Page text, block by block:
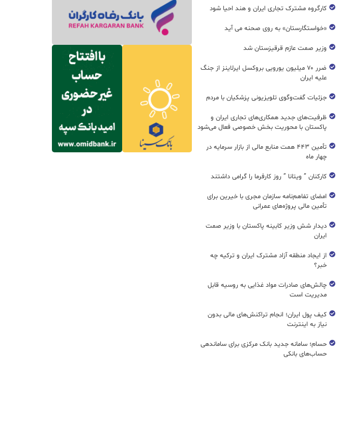
کارگروه مشترک تجاری ایران و هند احیا شود
«خواستگارستان» به روی صحنه می آید
وزیر صمت عازم قرقیزستان شد
ضرر ۷۰ میلیون یورویی بروکسل ایرلاینز از جنگ
علیه ایران
جزئیات گفت‌وگوی تلویزیونی پزشکیان با مردم
ظرفیت‌های جدید همکاری‌های تجاری ایران و
پاکستان با محوریت بخش خصوصی فعال می‌شود
تأمین ۴۴۳ همت منابع مالی از بازار سرمایه در
چهار ماه
کارکنان ” ویتانا ” روز کارفرما را گرامی داشتند
امضای تفاهم‌نامه سازمان مجری با خیرین برای
تأمین مالی پروژه‌های عمرانی
دیدار شش وزیر کابینه پاکستان با وزير صمت
ایران
از ایجاد منطقه آزاد مشترک ایران و ترکیه چه
خبر؟
چالش‌های صادرات مواد غذایی به روسیه قابل
مدیریت است
کیف پول ایران؛ انجام تراکنش‌های مالی بدون
نیاز به اینترنت
حسام؛ سامانه جدید بانک مرکزی برای ساماندهی
حساب‌های بانکی